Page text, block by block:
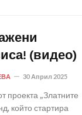
(видео)
30 Април 2025
проекта „Златните
който стартира